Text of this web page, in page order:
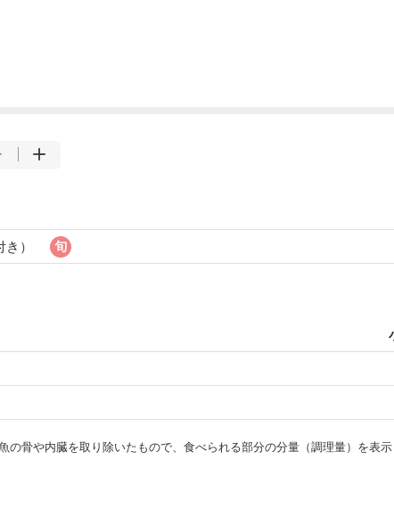
）
の骨や内臓を取り除いたもので、食べられる部分の分量（調理量）を表示